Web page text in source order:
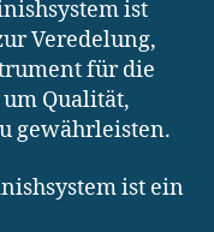
ist
Veredelung,
für die
Qualität,
gewährleisten.
ist ein